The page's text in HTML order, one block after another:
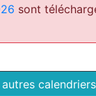
sont